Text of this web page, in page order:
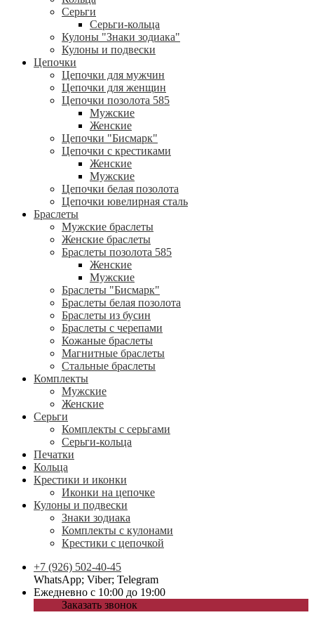
Серьги
Серьги-кольца
Кулоны "Знаки зодиака"
Кулоны и подвески
Цепочки
Цепочки для мужчин
Цепочки для женщин
Цепочки позолота 585
Мужские
Женские
Цепочки "Бисмарк"
Цепочки с крестиками
Женские
Мужские
Цепочки белая позолота
Цепочки ювелирная сталь
Браслеты
Мужские браслеты
Женские браслеты
Браслеты позолота 585
Женские
Мужские
Браслеты "Бисмарк"
Браслеты белая позолота
Браслеты из бусин
Браслеты с черепами
Кожаные браслеты
Магнитные браслеты
Стальные браслеты
Комплекты
Мужские
Женские
Серьги
Комплекты с серьгами
Серьги-кольца
Печатки
Кольца
Крестики и иконки
Иконки на цепочке
Кулоны и подвески
Знаки зодиака
Комплекты с кулонами
Крестики с цепочкой
+7 (926) 502-40-45
WhatsApp; Viber; Telegram
Ежедневно с 10:00 до 19:00
Заказать звонок